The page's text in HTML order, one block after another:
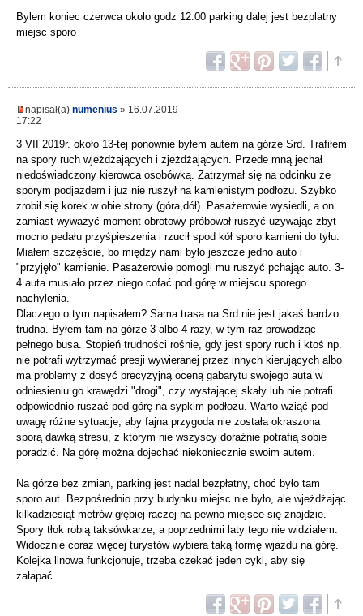
Bylem koniec czerwca okolo godz 12.00 parking dalej jest bezplatny
miejsc sporo
napisał(a) numenius » 16.07.2019
17:22
3 VII 2019r. około 13-tej ponownie byłem autem na górze Srd. Trafiłem
na spory ruch wjeżdżających i zjeżdżających. Przede mną jechał
niedoświadczony kierowca osobówką. Zatrzymał się na odcinku ze
sporym podjazdem i już nie ruszył na kamienistym podłożu. Szybko
zrobił się korek w obie strony (góra,dół). Pasażerowie wysiedli, a on
zamiast wyważyć moment obrotowy próbował ruszyć używając zbyt
mocno pedału przyśpieszenia i rzucił spod kół sporo kamieni do tyłu.
Miałem szczęście, bo między nami było jeszcze jedno auto i
"przyjęło" kamienie. Pasażerowie pomogli mu ruszyć pchając auto. 3-
4 auta musiało przez niego cofać pod górę w miejscu sporego
nachylenia.
Dlaczego o tym napisałem? Sama trasa na Srd nie jest jakaś bardzo
trudna. Byłem tam na górze 3 albo 4 razy, w tym raz prowadząc
pełnego busa. Stopień trudności rośnie, gdy jest spory ruch i ktoś np.
nie potrafi wytrzymać presji wywieranej przez innych kierujących albo
ma problemy z dosyć precyzyjną oceną gabarytu swojego auta w
odniesieniu go krawędzi "drogi", czy wystającej skały lub nie potrafi
odpowiednio ruszać pod górę na sypkim podłożu. Warto wziąć pod
uwagę różne sytuacje, aby fajna przygoda nie została okraszona
sporą dawką stresu, z którym nie wszyscy doraźnie potrafią sobie
poradzić. Na górę można dojechać niekoniecznie swoim autem.
Na górze bez zmian, parking jest nadal bezpłatny, choć było tam
sporo aut. Bezpośrednio przy budynku miejsc nie było, ale wjeżdżając
kilkadziesiąt metrów głębiej raczej na pewno miejsce się znajdzie.
Spory tłok robią taksówkarze, a poprzednimi laty tego nie widziałem.
Widocznie coraz więcej turystów wybiera taką formę wjazdu na górę.
Kolejka linowa funkcjonuje, trzeba czekać jeden cykl, aby się
załapać.